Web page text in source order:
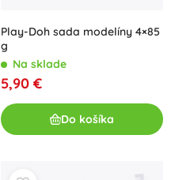
Play-Doh sada modelíny 4×85
g
Na sklade
5,90 €
Do košíka